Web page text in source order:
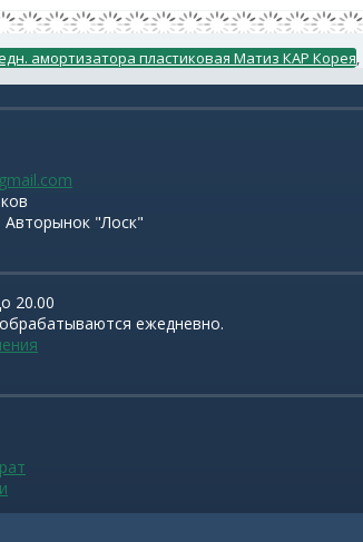
амортизатора пластиковая Матиз КАР Корея,
Авторынок "Лоск"
20.00
ежедневно.